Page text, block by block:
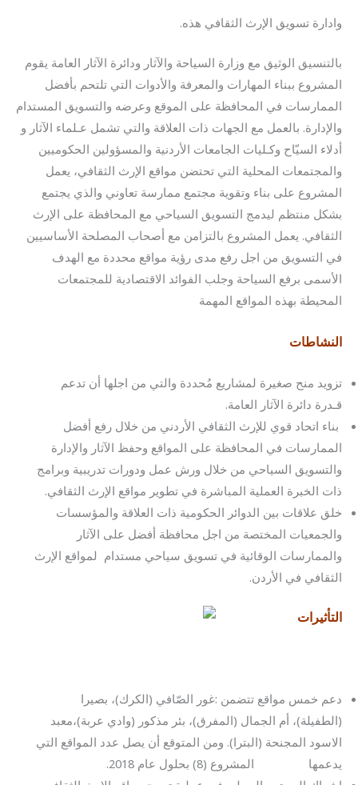
وادارة تسويق الإرث الثقافي هذه.
بالتنسيق الوثيق مع وزارة السياحة والآثار ودائرة الآثار العامة يقوم
المشروع ببناء المهارات والمعرفة والأدوات التي تلتحم بأفضل
الممارسات في المحافظة على الموقع وعرضه والتسويق المستدام
والإدارة. بالعمل مع الجهات ذات العلاقة والتي تشمل عـلماء الآثار و
أدلاء السيّاح وكـليات الجامعات الأردنية والمسؤولين الحكوميين
والمجتمعات المحلية التي تحتضن مواقع الإرث الثقافي، يعمل
المشروع على بناء وتقوية مجتمع ممارسة تعاوني والذي يجتمع
بشكل منتظم ليدمج التسويق السياحي مع المحافظة على الإرث
الثقافي. يعمل المشروع بالتزامن مع أصحاب المصلحة الأساسيين
في التسويق من اجل رفع مدى رؤية مواقع محددة مع الهدف
الأسمى برفع السياحة وجلب الفوائد الاقتصادية للمجتمعات
المحيطة بهذه المواقع المهمة
النشاطات
تزويد منح صغيرة لمشاريع مُحددة والتي من اجلها أن تدعم
قـدرة دائرة الآثار العامة.
بناء اتحاد قوي للإرث الثقافي الأردني من خلال رفع أفضل
الممارسات في المحافظة على المواقع وحفظ الآثار والإدارة
والتسويق السياحي من خلال ورش عمل ودورات تدريبية وبرامج
ذات الخبرة العملية المباشرة في تطوير مواقع الإرث الثقافي.
خلق علاقات بين الدوائر الحكومية ذات العلاقة والمؤسسات
والجمعيات المختصة من اجل محافظة أفضل على الآثار
والممارسات الوقائية في تسويق سياحي مستدام لمواقع الإرث
الثقافي في الأردن.
التأثيرات
دعم خمس مواقع تتضمن :غور الصّافي (الكرك)، بصيرا
(الطفيلة)، أم الجمال (المفرق)، بئر مذكور (وادي عربة)،معبد
الاسود المجنحة (البترا). ومن المتوقع أن يصل عدد المواقع التي
يدعمها
المشروع (8) بحلول عام 2018.